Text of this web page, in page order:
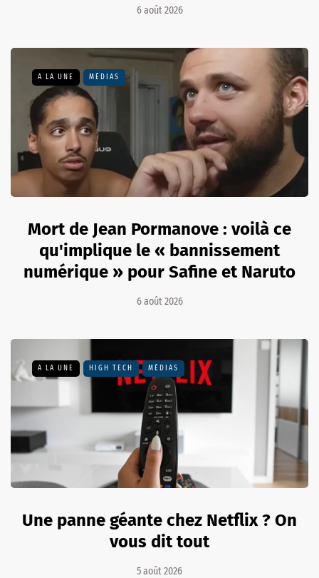
6 août 2026
A LA UNE MÉDIAS
Mort de Jean Pormanove : voilà ce
qu'implique le « bannissement
numérique » pour Safine et Naruto
6 août 2026
A LA UNE HIGH TECH MÉDIAS
Une panne géante chez Netflix ? On
vous dit tout
5 août 2026